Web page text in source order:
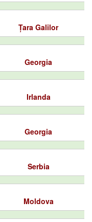
Țara Galilor
Georgia
Irlanda
Georgia
Serbia
Moldova